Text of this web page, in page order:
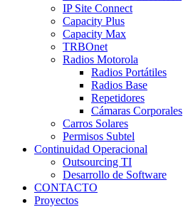
IP Site Connect
Capacity Plus
Capacity Max
TRBOnet
Radios Motorola
Radios Portátiles
Radios Base
Repetidores
Cámaras Corporales
Carros Solares
Permisos Subtel
Continuidad Operacional
Outsourcing TI
Desarrollo de Software
CONTACTO
Proyectos